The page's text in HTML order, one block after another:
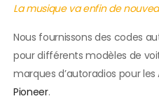
La musique va enfin de
Nous fournissons des codes
pour différents modèles de
marques d’autoradios pour les
Pioneer.